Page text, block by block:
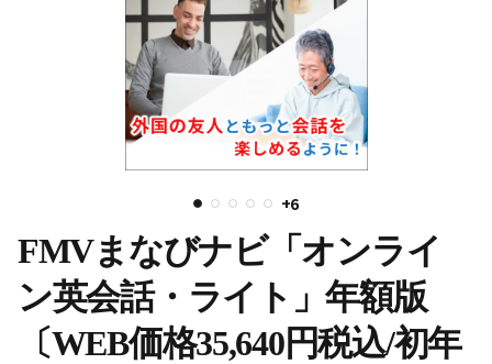
+6
FMVまなびナビ「オンライ
ン英会話・ライト」年額版
〔WEB価格35,640円税込/初年